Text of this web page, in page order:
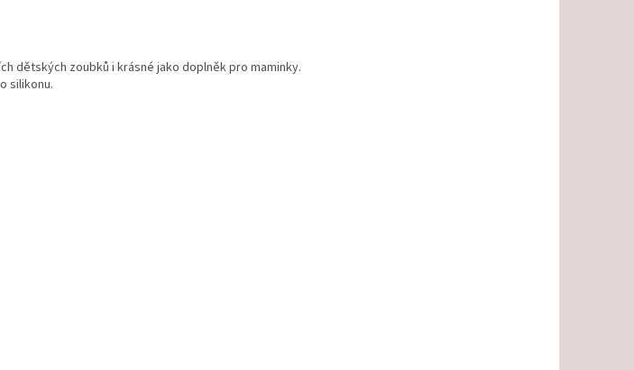
dětských zoubků i krásné jako doplněk pro maminky.
silikonu.